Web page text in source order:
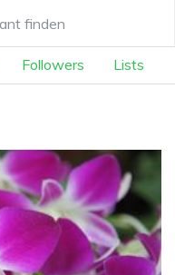
Followers Lists